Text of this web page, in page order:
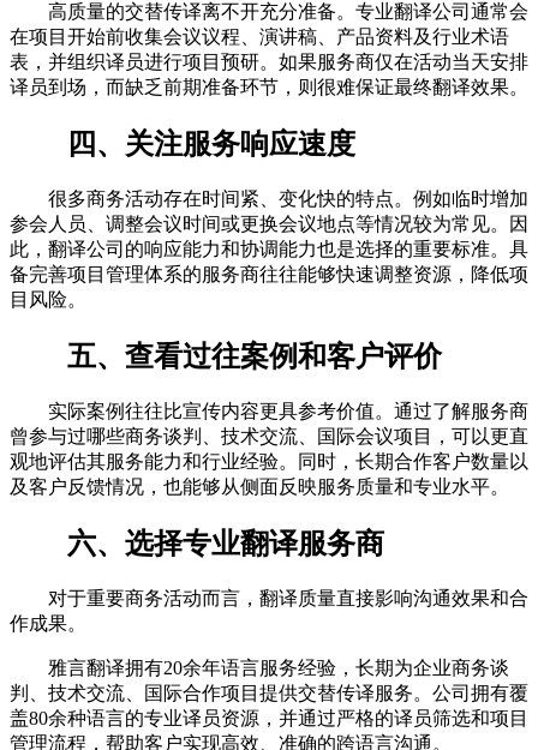
高质量的交替传译离不开充分准备。专业翻译公司通常会
在项目开始前收集会议议程、演讲稿、产品资料及行业术语
表，并组织译员进行项目预研。如果服务商仅在活动当天安排
译员到场，而缺乏前期准备环节，则很难保证最终翻译效果。
四、关注服务响应速度
很多商务活动存在时间紧、变化快的特点。例如临时增加
参会人员、调整会议时间或更换会议地点等情况较为常见。因
此，翻译公司的响应能力和协调能力也是选择的重要标准。具
备完善项目管理体系的服务商往往能够快速调整资源，降低项
目风险。
五、查看过往案例和客户评价
实际案例往往比宣传内容更具参考价值。通过了解服务商
曾参与过哪些商务谈判、技术交流、国际会议项目，可以更直
观地评估其服务能力和行业经验。同时，长期合作客户数量以
及客户反馈情况，也能够从侧面反映服务质量和专业水平。
六、选择专业翻译服务商
对于重要商务活动而言，翻译质量直接影响沟通效果和合
作成果。
雅言翻译拥有20余年语言服务经验，长期为企业商务谈
判、技术交流、国际合作项目提供交替传译服务。公司拥有覆
盖80余种语言的专业译员资源，并通过严格的译员筛选和项目
管理流程，帮助客户实现高效、准确的跨语言沟通。